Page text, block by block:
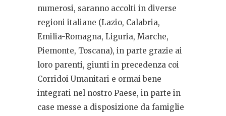
numerosi, saranno accolti in diverse
regioni italiane (Lazio, Calabria,
Emilia-Romagna, Liguria, Marche,
Piemonte, Toscana), in parte grazie ai
loro parenti, giunti in precedenza coi
Corridoi Umanitari e ormai bene
integrati nel nostro Paese, in parte in
case messe a disposizione da famiglie